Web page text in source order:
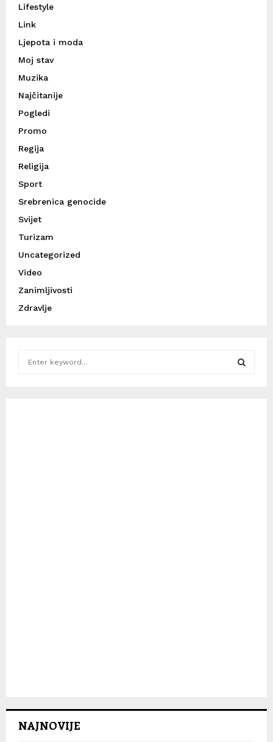
Lifestyle
Link
Ljepota i moda
Moj stav
Muzika
Najčitanije
Pogledi
Promo
Regija
Religija
Sport
Srebrenica genocide
Svijet
Turizam
Uncategorized
Video
Zanimljivosti
Zdravlje
NAJNOVIJE